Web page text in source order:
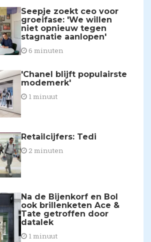
Seepje zoekt ceo voor
groeifase: 'We willen
niet opnieuw tegen
stagnatie aanlopen'
6 minuten
'Chanel blijft populairste
modemerk'
1 minuut
Retailcijfers: Tedi
2 minuten
Na de Bijenkorf en Bol
ook brillenketen Ace &
Tate getroffen door
datalek
1 minuut